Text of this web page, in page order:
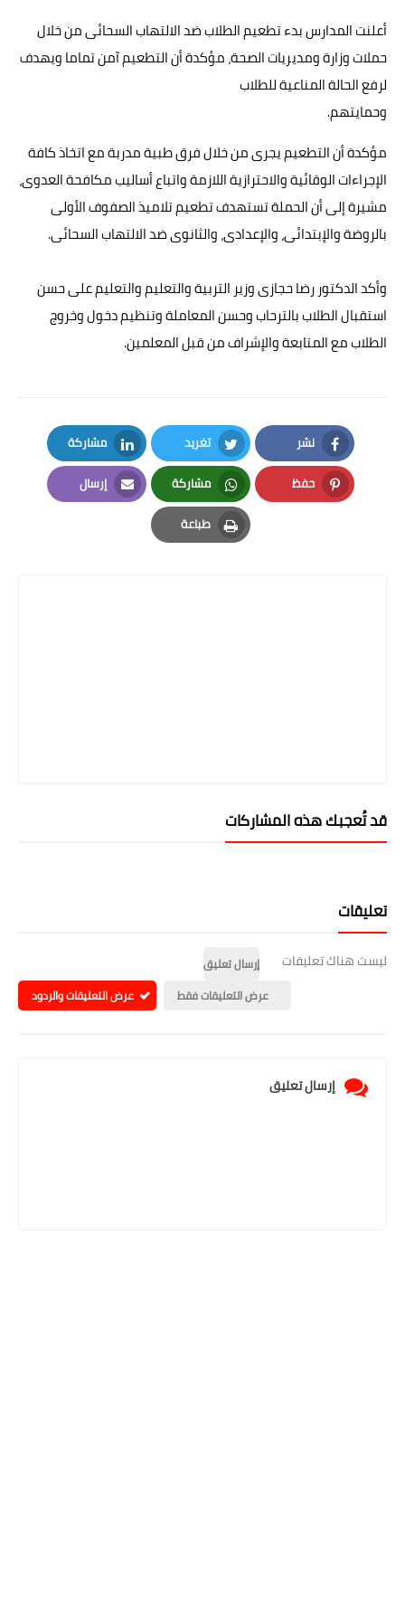
حوادث وقضايا
خدمات
مقالات
أعلنت المدارس بدء تطعيم الطلاب ضد الالتهاب السحائى من خلال
حملات وزارة ومديريات الصحة، مؤكدة أن التطعيم آمن تماما ويهدف
لرفع الحالة المناعية للطلاب
وحمايتهم.
مؤكدة أن التطعيم يجرى من خلال فرق طبية مدربة مع اتخاذ كافة
الإجراءات الوقائية والاحترازية اللازمة واتباع أساليب مكافحة العدوى،
مشيرة إلى أن الحملة تستهدف تطعيم تلاميذ الصفوف الأولى
بالروضة والإبتدائى، والإعدادى، والثانوى ضد الالتهاب السحائى.
وأكد الدكتور رضا حجازى وزير التربية والتعليم والتعليم على حسن
استقبال الطلاب بالترحاب وحسن المعاملة وتنظيم دخول وخروج
الطلاب مع المتابعة والإشراف من قبل المعلمين.
نشر
Facebook
تغريد
Twitter
مشاركة
LinkedIn
حفظ
Pinterest
مشاركة
Whatsapp
إرسال
Email
طباعة
Print
قد تُعجبك هذه المشاركات
تعليقات
ليست هناك تعليقات
إرسال تعليق
عرض التعليقات فقط
عرض التعليقات والردود
إرسال تعليق